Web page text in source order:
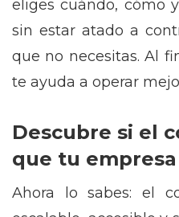
eliges cuándo, cómo
sin estar atado a
que no necesitas. Al
te ayuda a operar
Descubre si el
que tu
Ahora lo sabes: el